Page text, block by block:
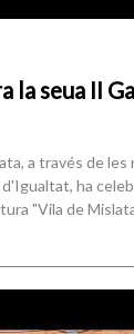
la seua II
a través de
ha
"Vila de